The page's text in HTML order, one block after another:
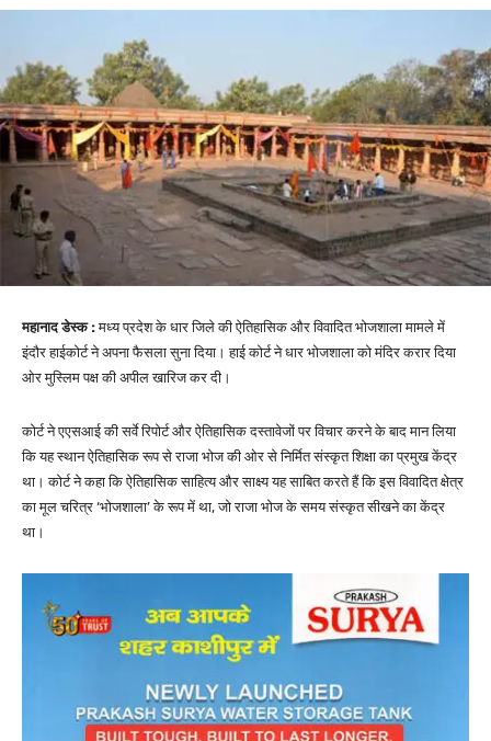
महानाद डेस्क :मध्य प्रदेश के धार जिले की ऐतिहासिक और विवादित भोजशाला मामले में
इंदौर हाईकोर्ट ने अपना फैसला सुना दिया। हाई कोर्ट ने धार भोजशाला को मंदिर करार दिया
ओर मुस्लिम पक्ष की अपील खारिज कर दी।
कोर्ट ने एएसआई की सर्वे रिपोर्ट और ऐतिहासिक दस्तावेजों पर विचार करने के बाद मान लिया
कि यह स्थान ऐतिहासिक रूप से राजा भोज की ओर से निर्मित संस्कृत शिक्षा का प्रमुख केंद्र
था। कोर्ट ने कहा कि ऐतिहासिक साहित्य और साक्ष्य यह साबित करते हैं कि इस विवादित क्षेत्र
का मूल चरित्र ‘भोजशाला’ के रूप में था, जो राजा भोज के समय संस्कृत सीखने का केंद्र
था।